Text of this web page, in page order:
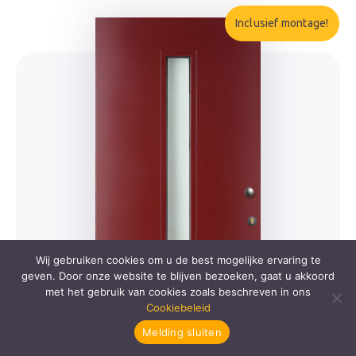
Inclusief montage!
Wij gebruiken cookies om u de best mogelijke ervaring te
geven. Door onze website te blijven bezoeken, gaat u akkoord
met het gebruik van cookies zoals beschreven in ons
Cookiebeleid
Melding sluiten